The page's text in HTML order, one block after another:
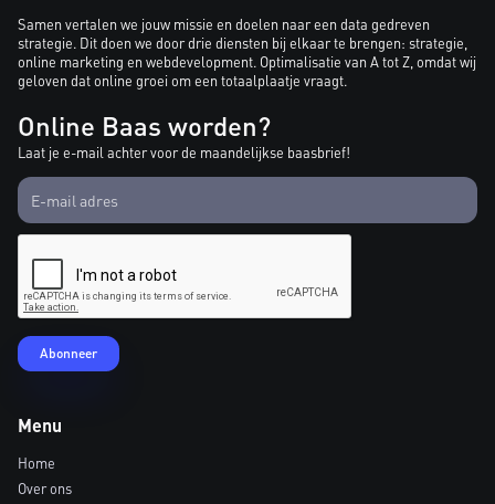
Samen vertalen we jouw missie en doelen naar een data gedreven
strategie. Dit doen we door drie diensten bij elkaar te brengen: strategie,
online marketing en webdevelopment. Optimalisatie van A tot Z, omdat wij
geloven dat online groei om een totaalplaatje vraagt.
Online Baas worden?
Laat je e-mail achter voor de maandelijkse baasbrief!
Menu
Home
Over ons